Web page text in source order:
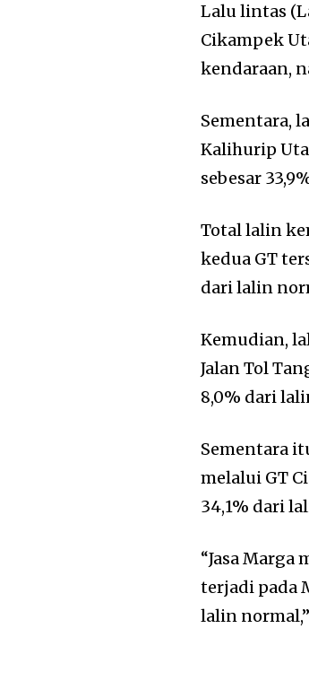
Lalu lintas
Cikampek
kendaraan,
Sementara,
Kalihurip
sebesar
Total lalin
kedua GT
dari lalin
Kemudian,
Jalan Tol
8,0% dari
Sementara
melalui GT
34,1% dari
“Jasa
terjadi pada
lalin